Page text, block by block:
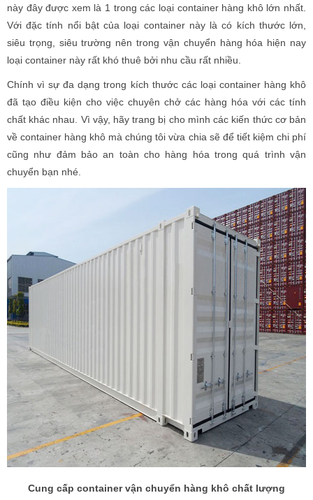
này đây được xem là 1 trong các loại container hàng khô lớn nhất.
Với đặc tính nổi bật của loại container này là có kích thước lớn,
siêu trọng, siêu trường nên trong vận chuyển hàng hóa hiện nay
loại container này rất khó thuê bởi nhu cầu rất nhiều.
Chính vì sự đa dạng trong kích thước các loại container hàng khô
đã tạo điều kiện cho việc chuyên chở các hàng hóa với các tính
chất khác nhau. Vì vậy, hãy trang bị cho mình các kiến thức cơ bản
về container hàng khô mà chúng tôi vừa chia sẽ để tiết kiệm chi phí
cũng như đảm bảo an toàn cho hàng hóa trong quá trình vận
chuyển bạn nhé.
Cung cấp container vận chuyển hàng khô chất lượng